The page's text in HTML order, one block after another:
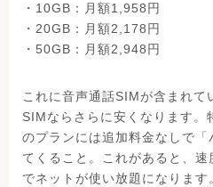
・10GB：月額1,958円
・20GB：月額2,178円
・50GB：月額2,948円
これに音声通話SIMが含まれて
SIMならさらに安くなります。
のプランには追加料金なしで
てくること。これがあると、
でネットが使い放題になります